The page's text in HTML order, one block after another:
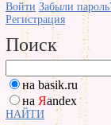
Войти Забыли
Регистрация
Поиск
на basik.ru
на Яandex
НАЙТИ